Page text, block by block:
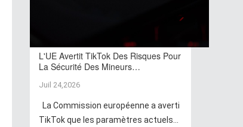
L'UE Avertit TikTok Des Risques Pour
La Sécurité Des Mineurs…
Juil 24,2026
La Commission européenne a averti
TikTok que les paramètres actuels...